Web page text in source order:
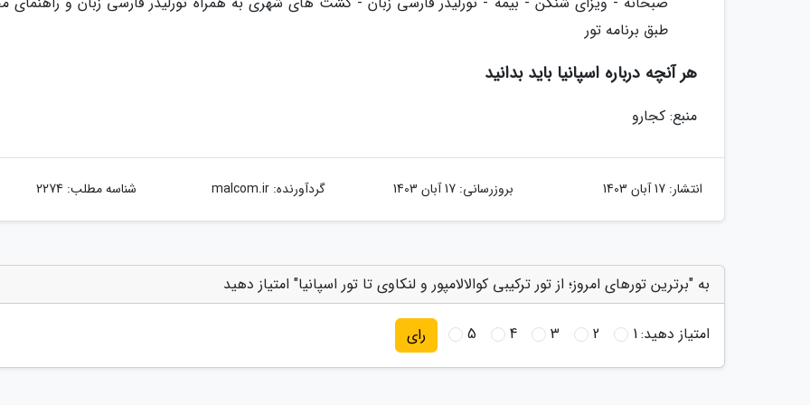
طبق برنامه تور
هر آنچه درباره اسپانیا باید بدانید
منبع: کجارو
انتشار: 17 آبان 1403 بروزرسانی: 17 آبان 1403 گردآورنده:malcom.ir شناسه مطلب: 2274
به "برترین تورهای امروز؛ از تور ترکیبی کوالالامپور و لنکاوی تا تور اسپانیا" امتیاز دهید
امتیاز دهید:1
2
3
4
5 رای